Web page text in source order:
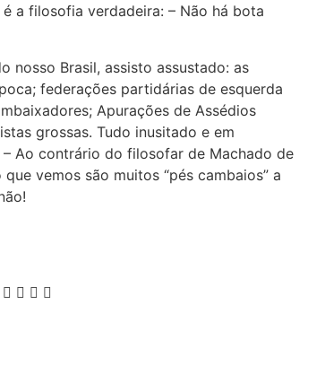
a filosofia verdadeira: – Não há bota
nosso Brasil, assisto assustado: as
federações partidárias de esquerda
Apurações de Assédios
grossas. Tudo inusitado e em
Ao contrário do filosofar de Machado de
vemos são muitos “pés cambaios” a